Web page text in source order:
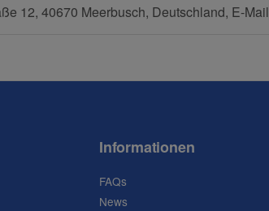
12, 40670 Meerbusch, Deutschland, E-
Informationen
FAQs
News